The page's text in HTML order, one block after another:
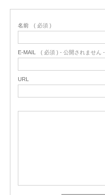
名前 ( 必須 )
E-MAIL ( 必須 ) - 公開されません -
URL